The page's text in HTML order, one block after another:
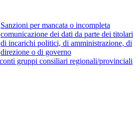
Sanzioni per mancata o incompleta
comunicazione dei dati da parte dei titolari
di incarichi politici, di amministrazione, di
direzione o di governo
gruppi consiliari regionali/provinciali